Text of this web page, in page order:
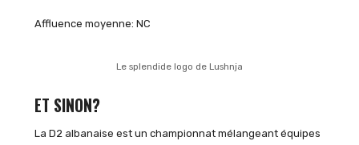
Affluence moyenne: NC
Le splendide logo de Lushnja
ET SINON?
La D2 albanaise est un championnat mélangeant équipes